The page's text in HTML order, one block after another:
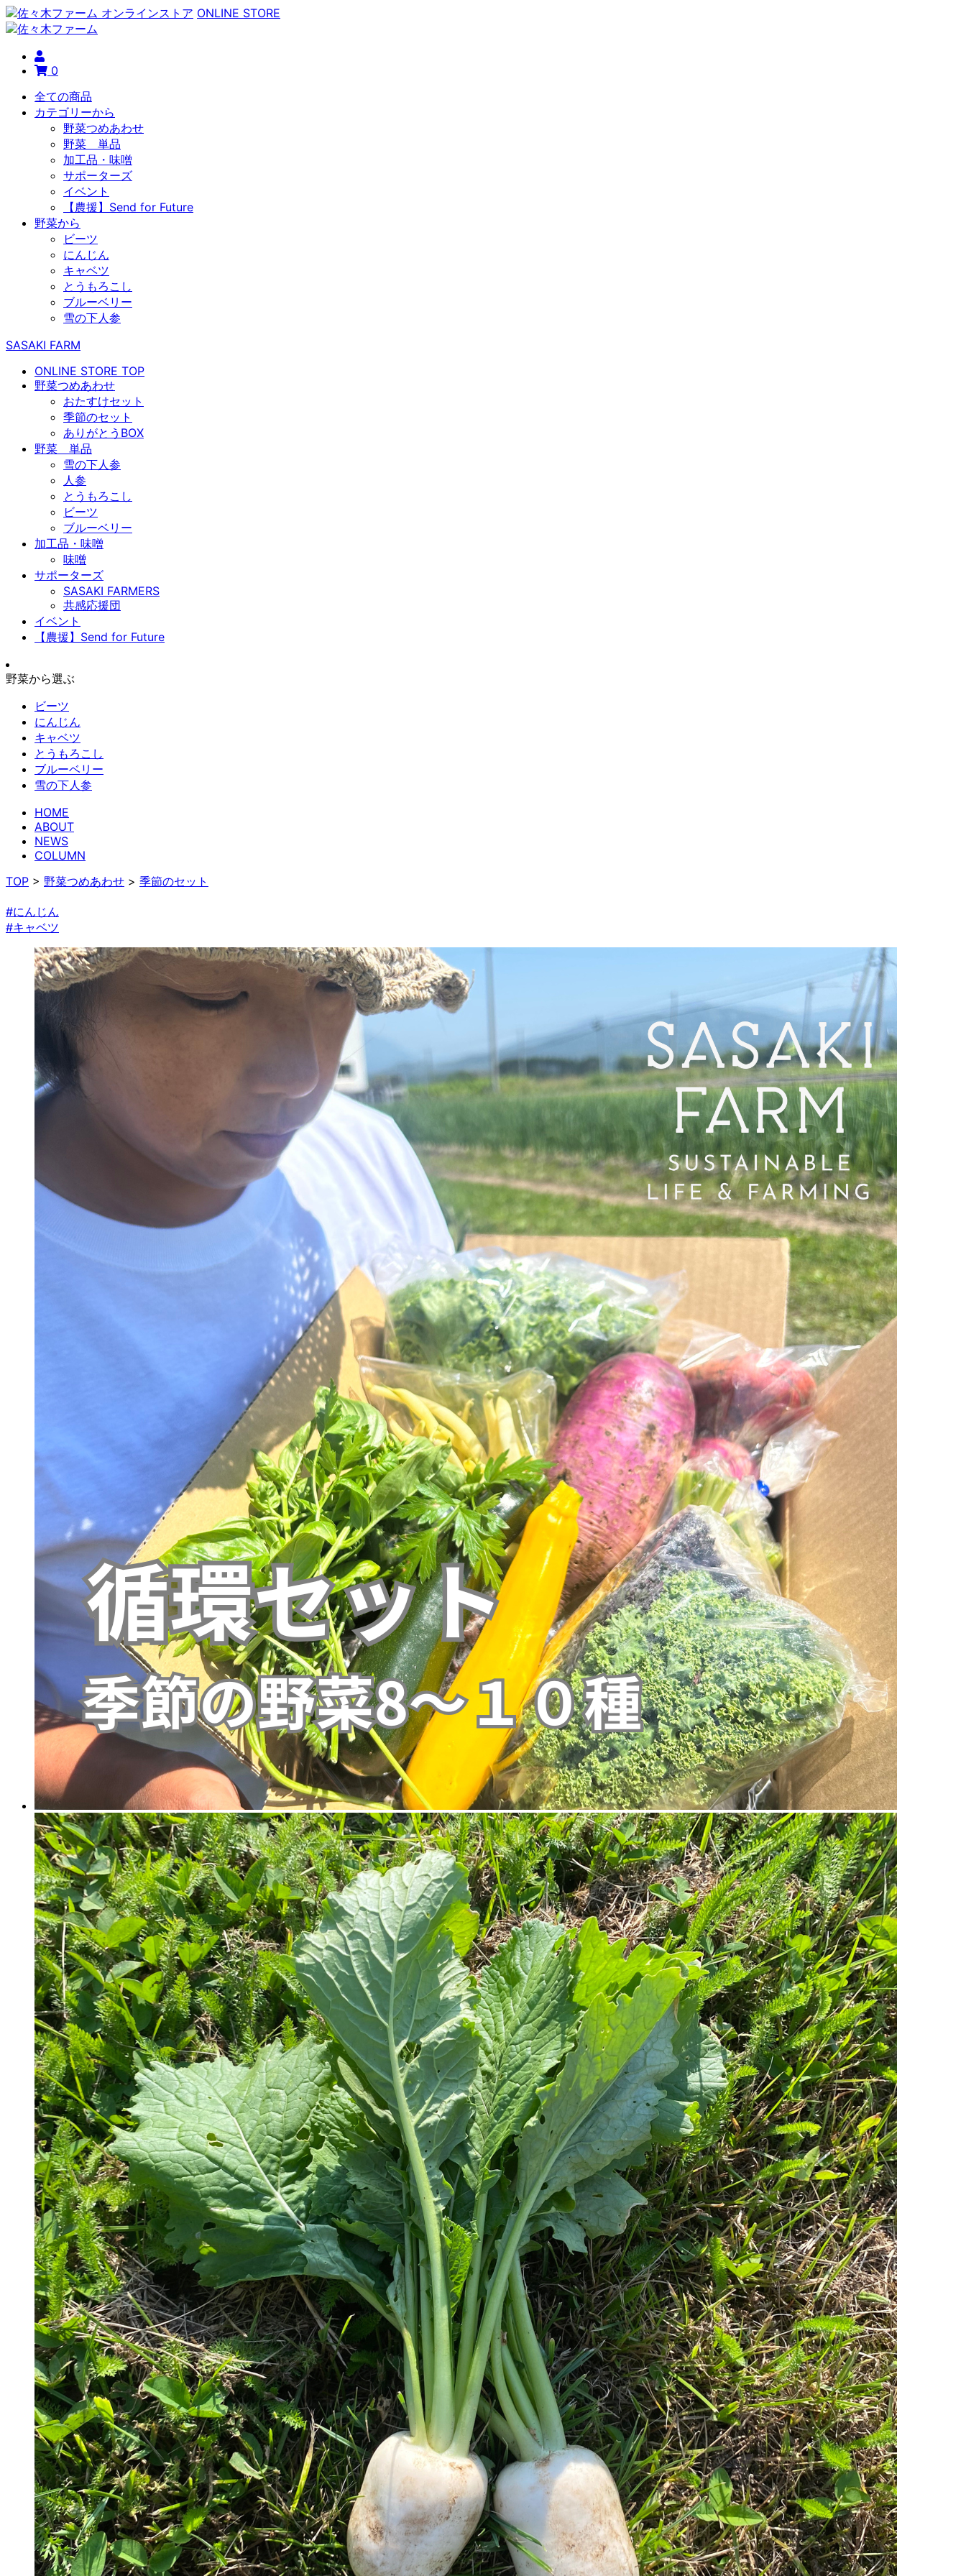
ONLINE STORE
0
全ての商品
カテゴリーから
野菜つめあわせ
野菜 単品
加工品・味噌
サポーターズ
イベント
【農援】Send for Future
野菜から
ビーツ
にんじん
キャベツ
とうもろこし
ブルーベリー
雪の下人参
SASAKI FARM
ONLINE STORE TOP
野菜つめあわせ
おたすけセット
季節のセット
ありがとうBOX
野菜 単品
雪の下人参
人参
とうもろこし
ビーツ
ブルーベリー
加工品・味噌
味噌
サポーターズ
SASAKI FARMERS
共感応援団
イベント
【農援】Send for Future
野菜から選ぶ
ビーツ
にんじん
キャベツ
とうもろこし
ブルーベリー
雪の下人参
HOME
ABOUT
NEWS
COLUMN
TOP > 野菜つめあわせ > 季節のセット
#にんじん
#キャベツ